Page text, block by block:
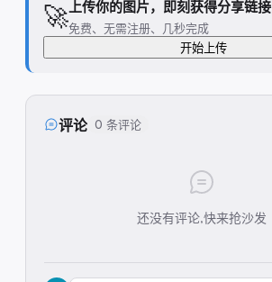
🚀 上传你的图片，即刻获得分享链接
免费、无需注册、几秒完成
开始上传
评论 0 条评论
还没有评论,快来抢沙发